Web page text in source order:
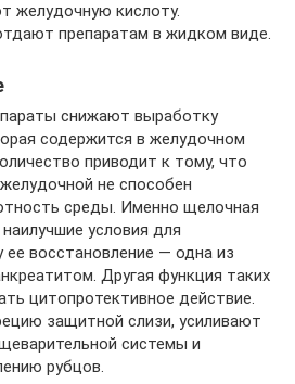
желудочную кислоту.
препаратам в жидком виде.
снижают выработку
содержится в желудочном
приводит к тому, что
не способен
среды. Именно щелочная
условия для
восстановление — одна из
Другая функция таких
цитопротективное действие.
защитной слизи, усиливают
системы и
рубцов.